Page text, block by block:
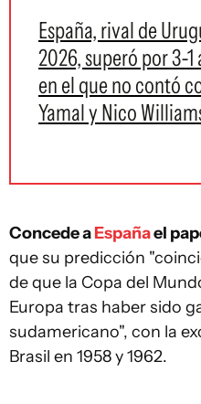
España, rival de
2026, superó por 3-
en el que no contó
Yamal y Nico
Concede aEspañael
que su predicción
de que la Copa del
Europa tras haber sido
sudamericano", con la
Brasil en 1958 y 1962.